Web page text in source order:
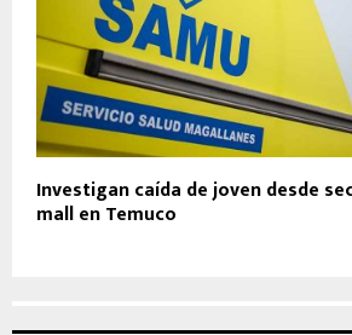
Investigan caída de joven desde
mall en Temuco